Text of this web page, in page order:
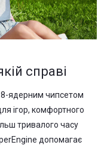
справі
ядерним чипсетом
ігор, комфортного
тривалого часу
допомагає